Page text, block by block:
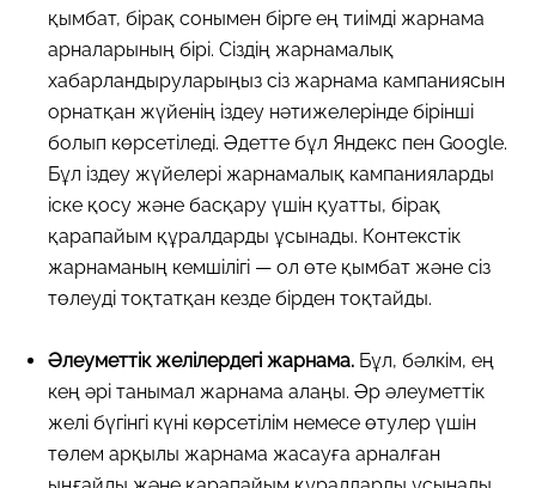
қымбат, бірақ сонымен бірге ең тиімді жарнама
арналарының бірі. Сіздің жарнамалық
хабарландыруларыңыз сіз жарнама кампаниясын
орнатқан жүйенің іздеу нәтижелерінде бірінші
болып көрсетіледі. Әдетте бұл Яндекс пен Google.
Бұл іздеу жүйелері жарнамалық кампанияларды
іске қосу және басқару үшін қуатты, бірақ
қарапайым құралдарды ұсынады. Контекстік
жарнаманың кемшілігі — ол өте қымбат және сіз
төлеуді тоқтатқан кезде бірден тоқтайды.
Әлеуметтік желілердегі жарнама. Бұл, бәлкім, ең
кең әрі танымал жарнама алаңы. Әр әлеуметтік
желі бүгінгі күні көрсетілім немесе өтулер үшін
төлем арқылы жарнама жасауға арналған